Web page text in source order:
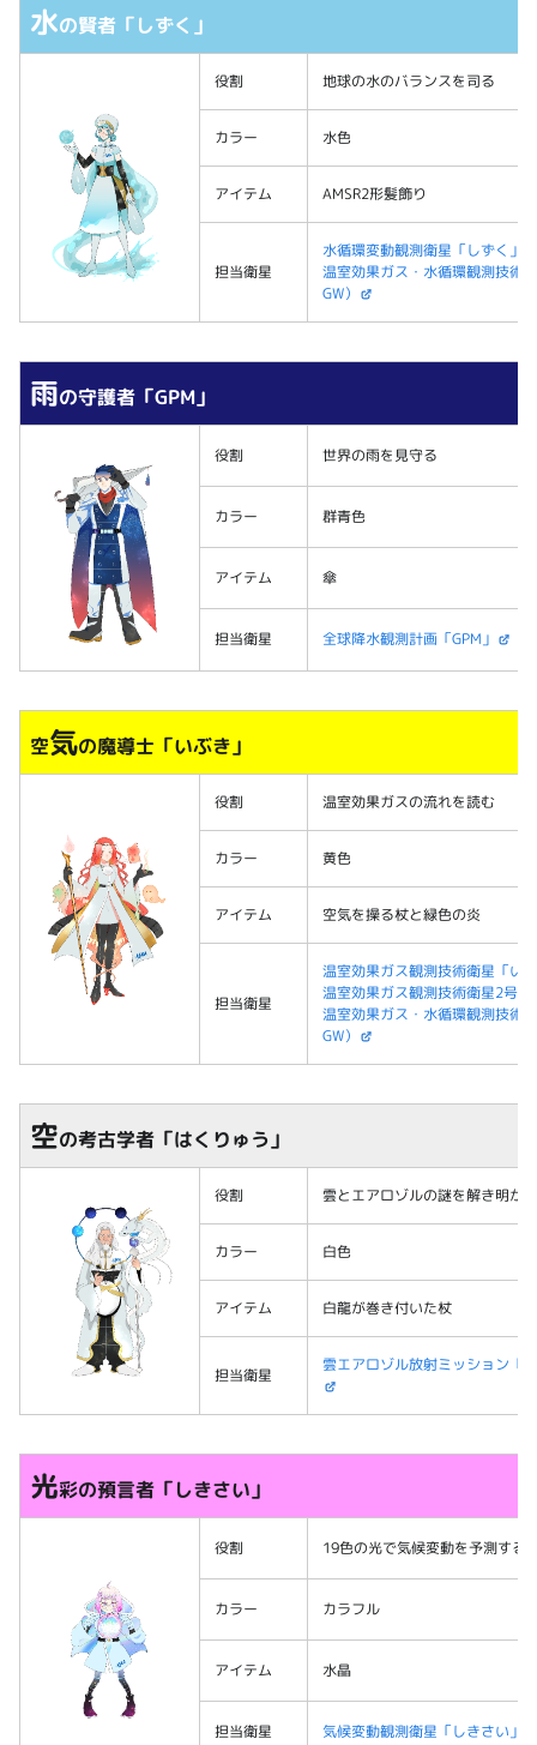
⽔の賢者「しずく」
役割 地球の水のバランスを司る
カラー 水色
アイテム AMSR2形髪飾り
担当衛星
水循環変動観測衛星「しずく」
温室効果ガス・水循環観測技術
GW）
雨の守護者「GPM」
役割 世界の雨を見守る
カラー 群青色
アイテム 傘
担当衛星 全球降水観測計画「GPM」
空気の魔導士「いぶき」
役割 温室効果ガスの流れを読む
カラー 黄色
アイテム 空気を操る杖と緑色の炎
担当衛星
温室効果ガス観測技術衛星「い
温室効果ガス観測技術衛星2号
温室効果ガス・水循環観測技術
GW）
空の考古学者「はくりゅう」
役割 雲とエアロゾルの謎を解き明かす
カラー 白色
アイテム 白龍が巻き付いた杖
担当衛星
雲エアロゾル放射ミッション「
光彩の預言者「しきさい」
役割 19色の光で気候変動を予測する
カラー カラフル
アイテム 水晶
担当衛星 気候変動観測衛星「しきさい」